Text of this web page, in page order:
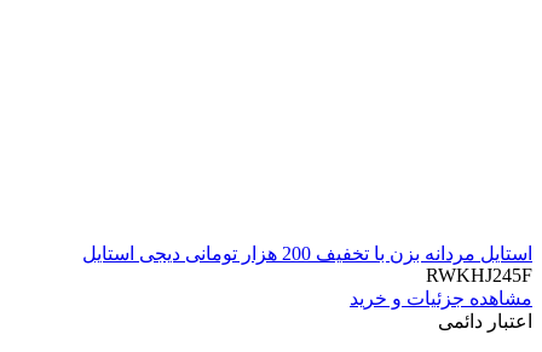
استایل مردانه بزن با تخفیف 200 هزار تومانی دیجی استایل
RWKHJ245F
مشاهده جزئیات و خرید
اعتبار دائمی